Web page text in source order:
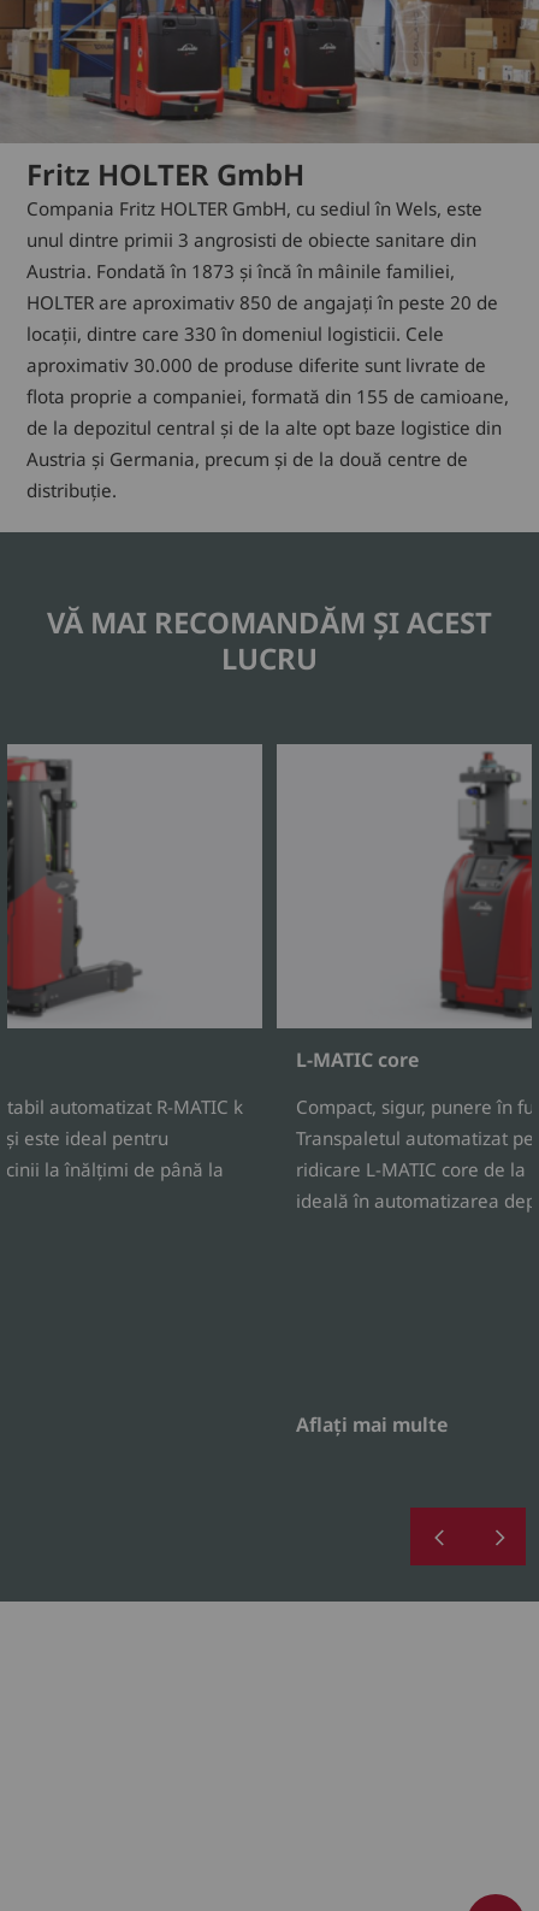
Fritz HOLTER GmbH
Compania Fritz HOLTER GmbH, cu sediul în Wels, este
unul dintre primii 3 angrosisti de obiecte sanitare din
Austria. Fondată în 1873 și încă în mâinile familiei,
HOLTER are aproximativ 850 de angajați în peste 20 de
locații, dintre care 330 în domeniul logisticii. Cele
aproximativ 30.000 de produse diferite sunt livrate de
flota proprie a companiei, formată din 155 de camioane,
de la depozitul central și de la alte opt baze logistice din
Austria și Germania, precum și de la două centre de
distribuție.
VĂ MAI RECOMANDĂM ȘI ACEST
LUCRU
automatizat R-MATIC k
este ideal pentru
la înălțimi de până la
L-MATIC core
Compact, sigur, punere în
Transpaletul automatizat
ridicare L-MATIC core de
ideală în automatizarea
Aflați mai multe